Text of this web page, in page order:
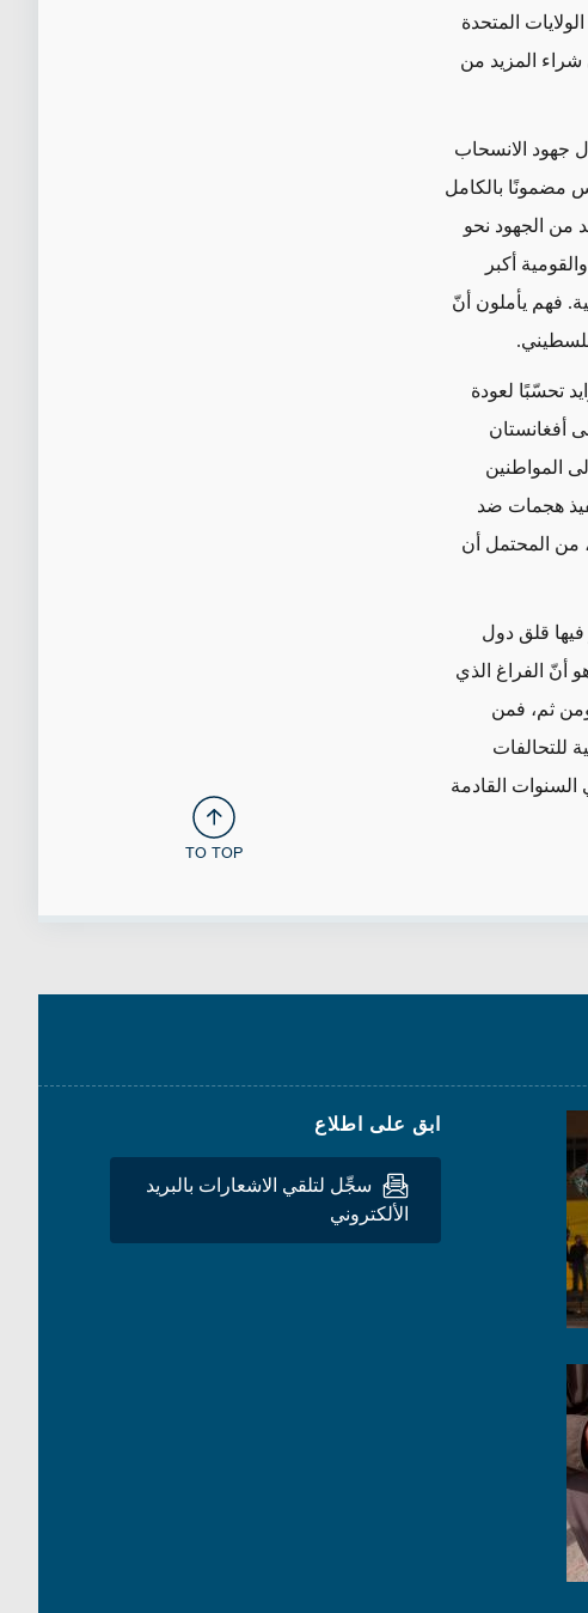
المتحدة
شراء المزيد من
جهود الانسحاب
مضمونًا بالكامل
من الجهود نحو
أكبر
فهم يأملون أنّ
تحسّبًا لعودة
أفغانستان
المواطنين
هجمات ضد
من المحتمل أن
فيها قلق دول
أنّ الفراغ الذي
ثم، فمن
للتحالفات
السنوات القادمة
TO TOP
ابق على اطلاع
سجِّل لتلقي الاشعارات بالبريد
الألكتروني